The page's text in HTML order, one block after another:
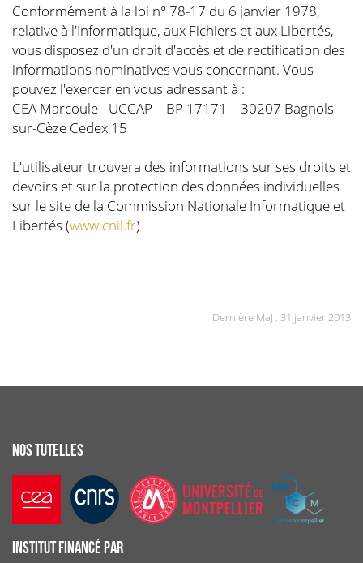
Conformément à la loi n° 78-17 du 6 janvier 1978,
relative à l'Informatique, aux Fichiers et aux Libertés,
vous disposez d'un droit d'accès et de rectification des
informations nominatives vous concernant. Vous
pouvez l'exercer en vous adressant à :
CEA Marcoule - UCCAP – BP 17171 – 30207 Bagnols-
sur-Cèze Cedex 15
L'utilisateur trouvera des informations sur ses droits et
devoirs et sur la protection des données individuelles
sur le site de la Commission Nationale Informatique et
Libertés (www.cnil.fr)
Dernière MaJ : 31 janvier 2013
NOS TUTELLES
INSTITUT FINANCÉ PAR